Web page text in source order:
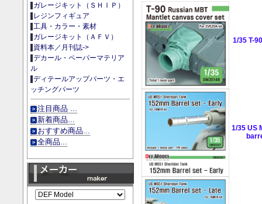
ガレージキット（ＳＨＩＰ）
レジンフィギュア
工具・カラー・素材
ガレージキット（ＡＦＶ）
資料本／月刊誌->
デカール・ペーパーマテリア
ル
ディテールアップパーツ・エ
ッチングパーツ
注目商品 ...
新着商品...
おすすめ商品...
全商品...
1/35 T-
1/35 US